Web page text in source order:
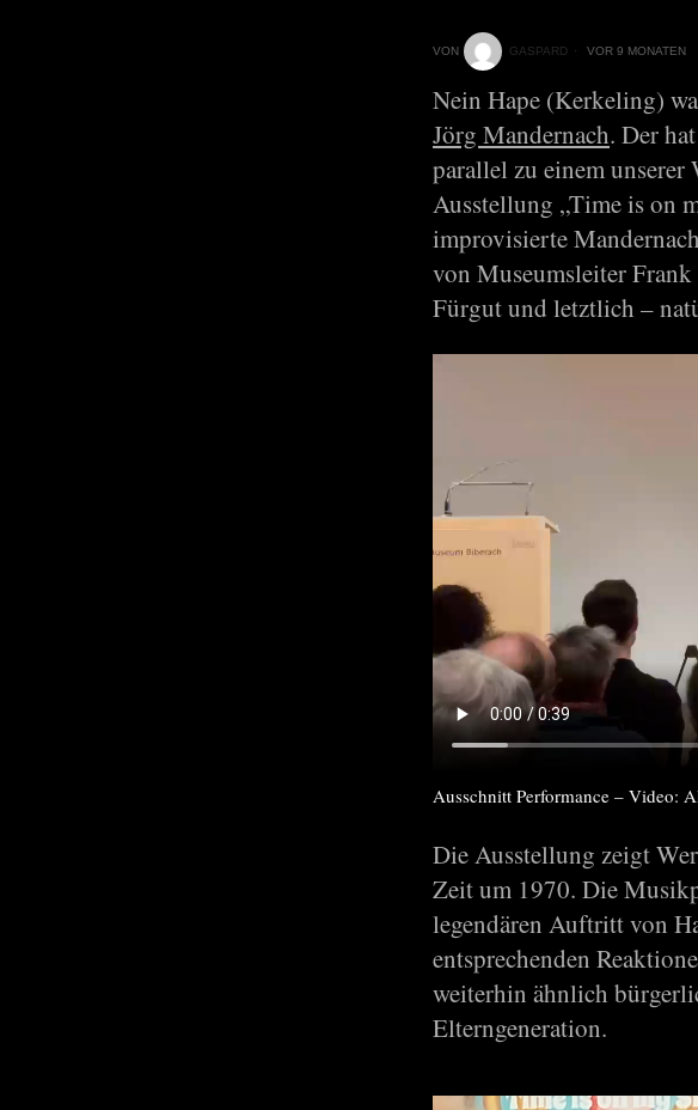
VON GASPARD VOR 9 MONATEN
Nein Hape (Kerkeling)
Jörg Mandernach. Der
parallel zu einem
Ausstellung „Time is on
improvisierte
von Museumsleiter
Fürgut und letztlich –
Ausschnitt Performance – Video:
Die Ausstellung zeigt
Zeit um 1970. Die
legendären Auftritt von
entsprechenden
weiterhin ähnlich
Elterngeneration.